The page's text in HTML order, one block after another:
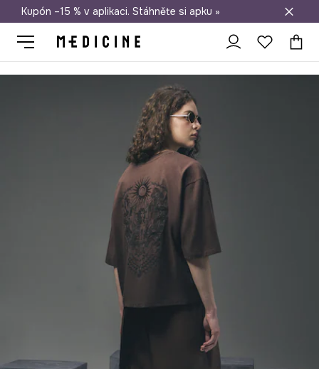
Doprava zdarma při nákupu nad 1 200 Kč
Kupón –15 % v aplikaci. Stáhněte si apku »